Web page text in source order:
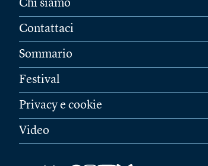
Chi siamo
Contattaci
Sommario
Festival
Privacy e cookie
Video